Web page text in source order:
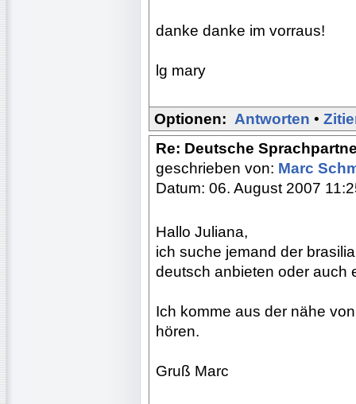
danke danke im vorraus!
lg mary
Optionen: Antworten •
Re: Deutsche
geschrieben von: Marc
Datum: 06. August 2007
Hallo Juliana,
ich suche jemand der
deutsch anbieten oder auch
Ich komme aus der nähe
hören.
Gruß Marc